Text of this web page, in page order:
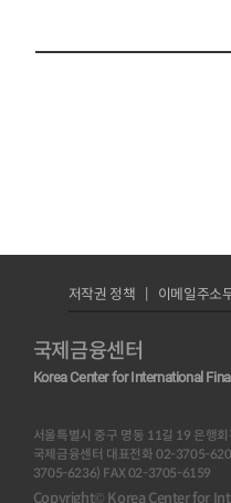
국제금융센터
Korea Center for International
서울특별시 중구 명동 11길 19 은행
국제금융센터 대표전화 02-3705-
3705-6236) FAX 02-3705-6159
Copyright© Korea Center for
저작권 정책 이메일주소